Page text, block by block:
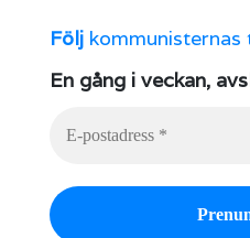
Följ kommunisternas
En gång i veckan,